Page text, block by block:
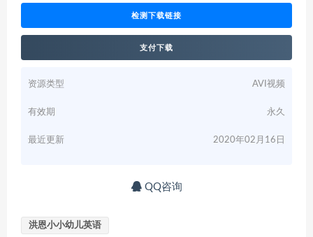
检测下载链接
支付下载
资源类型 AVI视频
有效期 永久
最近更新 2020年02月16日
QQ咨询
洪恩小小幼儿英语